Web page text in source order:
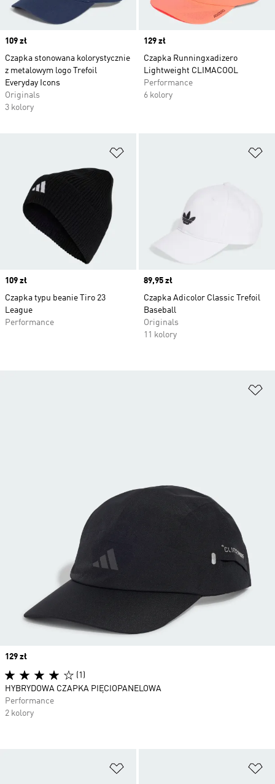
Price
109 zł
Czapka stonowana kolorystycznie
z metalowym logo Trefoil
Everyday Icons
Originals
3 kolory
Price
129 zł
Czapka Runningxadizero
Lightweight CLIMACOOL
Performance
6 kolory
Price
109 zł
Czapka typu beanie Tiro 23
League
Performance
Price
89,95 zł
Czapka Adicolor Classic Trefoil
Baseball
Originals
11 kolory
Price
129 zł
(1)
HYBRYDOWA CZAPKA PIĘCIOPANELOWA
Performance
2 kolory